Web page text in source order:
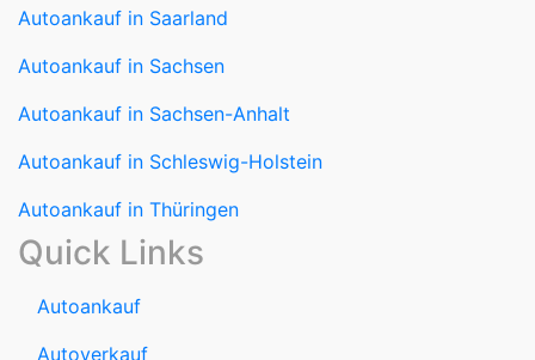
Autoankauf in Sachsen-Anhalt
Autoankauf in Schleswig-Holstein
Autoankauf in Thüringen
Quick Links
Autoankauf
Autoverkauf
Marken